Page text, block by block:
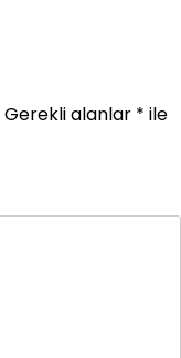
Gerekli alanlar * ile